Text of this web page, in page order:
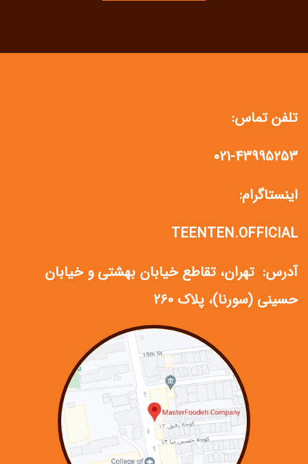
تلفن تماس:
021-43995253
اینستاگرام:
TEENTEN.OFFICIAL
آدرس: تهران، تقاطع خیابان بهشتی و خیابان
حسینی (سورنا)، پلاک ۲۶۰